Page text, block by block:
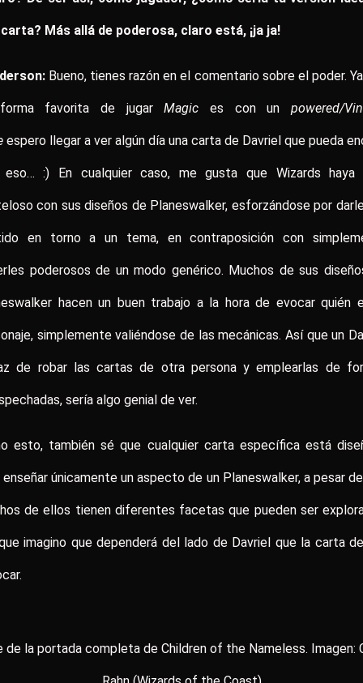
Más allá de poderosa, claro está, ¡ja ja!
Bueno, tienes razón en el comentario sobre el poder.
favorita de jugarMagices con unpowered/
espero llegar a ver algún día una carta de Davriel que pueda
eso… :) En cualquier caso, me gusta que Wizards haya
con sus diseños de Planeswalker, esforzándose por
en torno a un tema, en contraposición con
poderosos de un modo genérico. Muchos de sus
hacen un buen trabajo a la hora de evocar quién
simplemente valiéndose de las mecánicas. Así que un
de robar las cartas de otra persona y emplearlas de
sería algo genial de ver.
esto, también sé que cualquier carta específica está
enseñar únicamente un aspecto de un Planeswalker, a pesar
de ellos tienen diferentes facetas que pueden ser
imagino que dependerá del lado de Davriel que la carta
de la portada completa de Children of the Nameless. Imagen: